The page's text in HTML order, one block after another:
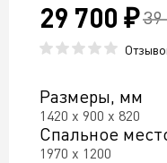
29 700 ₽ 39
Размеры, мм
1420 х 900 х 820
Спальное
1970 х 1200